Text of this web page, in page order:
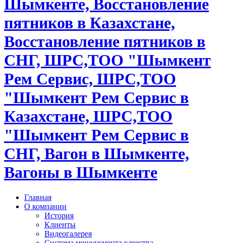
Шымкенте, Восстановление
пятников в Казахстане,
Восстановление пятников в
СНГ, ШРС,ТОО "Шымкент
Рем Сервис, ШРС,ТОО
"Шымкент Рем Сервис в
Казахстане, ШРС,ТОО
"Шымкент Рем Сервис в
СНГ, Вагон в Шымкенте,
Вагоны в Шымкенте
Главная
О компании
История
Клиенты
Видеогалерея